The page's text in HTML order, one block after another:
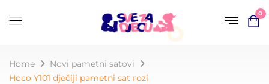
0
Home
Novi pametni satovi
Hoco Y101 dječiji pametni sat rozi